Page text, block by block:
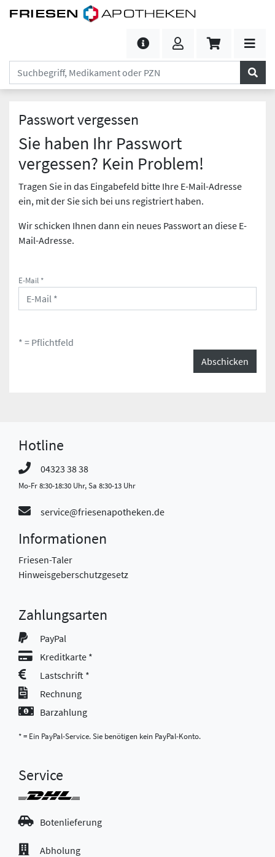
Passwort vergessen
Sie haben Ihr Passwort
vergessen? Kein Problem!
Tragen Sie in das Eingabefeld bitte Ihre E-Mail-Adresse
ein, mit der Sie sich bei uns registriert haben.
Wir schicken Ihnen dann ein neues Passwort an diese E-
Mail-Adresse.
E-Mail *
* = Pflichtfeld
Abschicken
Hotline
04323 38 38
Mo-Fr 8:30-18:30 Uhr, Sa 8:30-13 Uhr
service@friesenapotheken.de
Informationen
Friesen-Taler
Hinweisgeberschutzgesetz
Zahlungsarten
PayPal
Kreditkarte *
Lastschrift *
Rechnung
Barzahlung
* = Ein PayPal-Service. Sie benötigen kein PayPal-Konto.
Service
Botenlieferung
Abholung